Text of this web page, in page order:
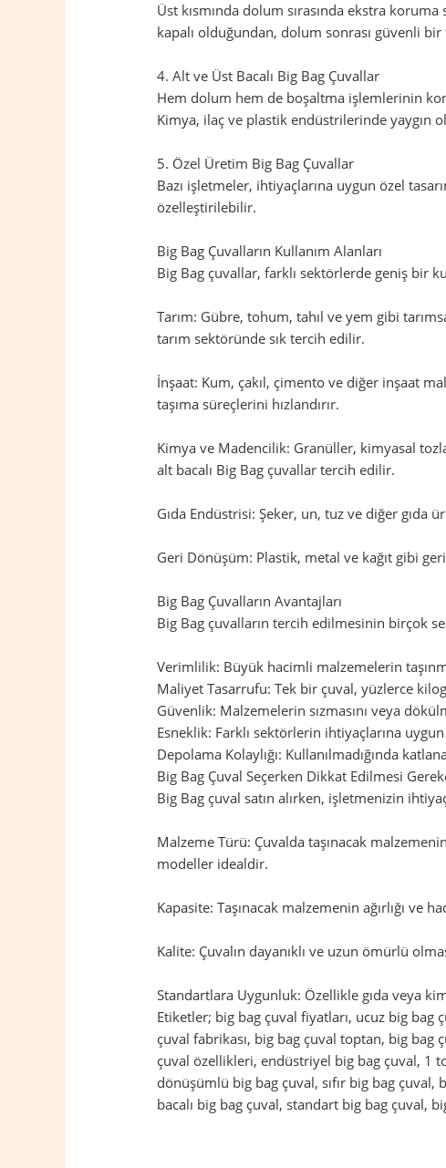
Üst kısmında dolum sırasında ekstra
kapalı olduğundan, dolum sonrası güvenli bir
4. Alt ve Üst Bacalı Big Bag Çuvallar
Hem dolum hem de boşaltma işlemlerinin
Kimya, ilaç ve plastik endüstrilerinde yaygın
5. Özel Üretim Big Bag Çuvallar
Bazı işletmeler, ihtiyaçlarına uygun özel
özelleştirilebilir.
Big Bag Çuvalların Kullanım Alanları
Big Bag çuvallar, farklı sektörlerde geniş bir
Tarım: Gübre, tohum, tahıl ve yem gibi
tarım sektöründe sık tercih edilir.
İnşaat: Kum, çakıl, çimento ve diğer inşaat
taşıma süreçlerini hızlandırır.
Kimya ve Madencilik: Granüller, kimyasal
alt bacalı Big Bag çuvallar tercih edilir.
Gıda Endüstrisi: Şeker, un, tuz ve diğer gıda
Geri Dönüşüm: Plastik, metal ve kağıt gibi
Big Bag Çuvalların Avantajları
Big Bag çuvalların tercih edilmesinin birçok
Verimlilik: Büyük hacimli malzemelerin
Maliyet Tasarrufu: Tek bir çuval, yüzlerce
Güvenlik: Malzemelerin sızmasını veya
Esneklik: Farklı sektörlerin ihtiyaçlarına
Depolama Kolaylığı: Kullanılmadığında
Big Bag Çuval Seçerken Dikkat Edilmesi
Big Bag çuval satın alırken, işletmenizin
Malzeme Türü: Çuvalda taşınacak
modeller idealdir.
Kapasite: Taşınacak malzemenin ağırlığı ve
Kalite: Çuvalın dayanıklı ve uzun ömürlü
Standartlara Uygunluk: Özellikle gıda veya
Etiketler; big bag çuval fiyatları, ucuz big bag
çuval fabrikası, big bag çuval toptan, big bag
çuval özellikleri, endüstriyel big bag çuval, 1
dönüşümlü big bag çuval, sıfır big bag
bacalı big bag çuval, standart big bag çuval,